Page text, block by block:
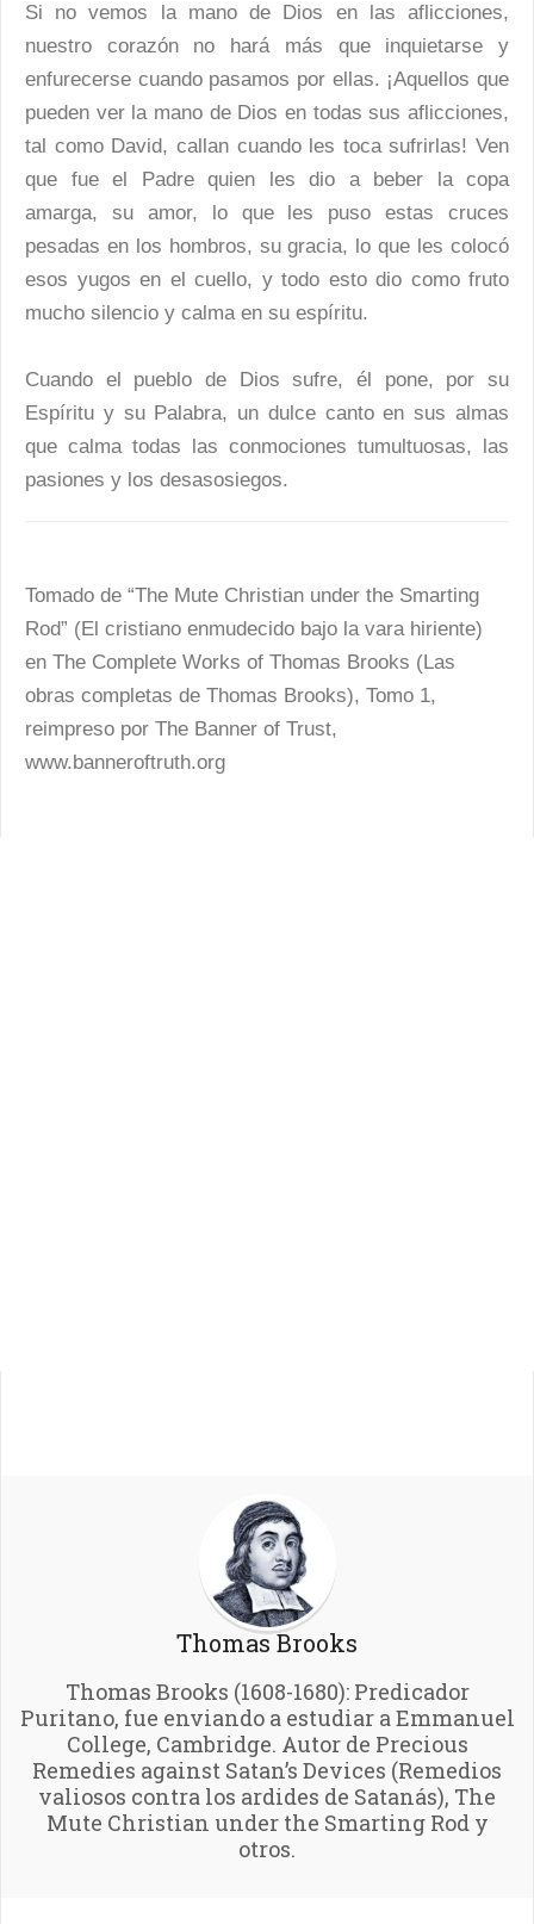
Si no vemos la mano de Dios en las aflicciones,
nuestro corazón no hará más que inquietarse y
enfurecerse cuando pasamos por ellas. ¡Aquellos que
pueden ver la mano de Dios en todas sus aflicciones,
tal como David, callan cuando les toca sufrirlas! Ven
que fue el Padre quien les dio a beber la copa
amarga, su amor, lo que les puso estas cruces
pesadas en los hombros, su gracia, lo que les colocó
esos yugos en el cuello, y todo esto dio como fruto
mucho silencio y calma en su espíritu.
Cuando el pueblo de Dios sufre, él pone, por su
Espíritu y su Palabra, un dulce canto en sus almas
que calma todas las conmociones tumultuosas, las
pasiones y los desasosiegos.
Tomado de “The Mute Christian under the Smarting
Rod” (El cristiano enmudecido bajo la vara hiriente)
en The Complete Works of Thomas Brooks (Las
obras completas de Thomas Brooks), Tomo 1,
reimpreso por The Banner of Trust,
www.banneroftruth.org
Thomas Brooks
Thomas Brooks (1608-1680): Predicador
Puritano, fue enviando a estudiar a Emmanuel
College, Cambridge. Autor de Precious
Remedies against Satan’s Devices (Remedios
valiosos contra los ardides de Satanás), The
Mute Christian under the Smarting Rod y
otros.